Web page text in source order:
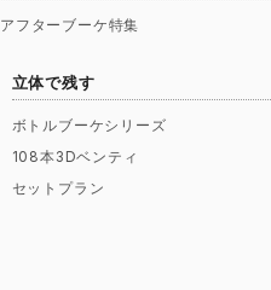
アフターブーケ特集
立体で残す
ボトルブーケシリーズ
108本3Dベンティ
セットプラン